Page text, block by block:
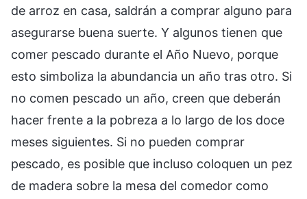
de arroz en casa, saldrán a comprar alguno para
asegurarse buena suerte. Y algunos tienen que
comer pescado durante el Año Nuevo, porque
esto simboliza la abundancia un año tras otro. Si
no comen pescado un año, creen que deberán
hacer frente a la pobreza a lo largo de los doce
meses siguientes. Si no pueden comprar
pescado, es posible que incluso coloquen un pez
de madera sobre la mesa del comedor como